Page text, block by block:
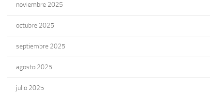
noviembre 2025
octubre 2025
septiembre 2025
agosto 2025
julio 2025